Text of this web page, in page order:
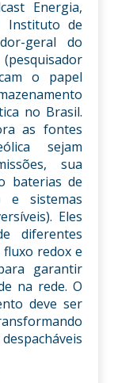
Energia,
Instituto de
geral do
o papel
no Brasil.
as fontes
sejam
sua
baterias de
e sistemas
Eles
diferentes
redox e
garantir
na rede. O
deve ser